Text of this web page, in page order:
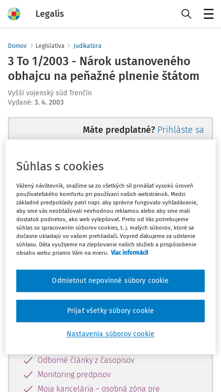
Legalis
Domov Legislatíva Judikatúra
3 To 1/2003 - Nárok ustanoveného
obhajcu na peňažné plnenie štátom
Vyšší vojenský súd Trenčín
Vydané: 3. 4. 2003
Máte predplatné? Prihláste sa
Ups, zatiaľ ste si prečítali len
začiatok...
Celý odborný obsah z tejto oblasti je
dostupný predplatiteľom portálu.
Odomknite si prístup k odbornému
obsahu a získajte prístup na 10 dní
zdarma, stačí sa len zaregistrovať.
Vďaka registrácii získate prístup aj k
vybranému obsahu:
Odborné články z časopisov
Monitoring predpisov
Moja kancelária – osobná zóna pre
Súhlas s cookies
Vážený návštevník, snažíme sa zo všetkých síl prinášať vysokú úroveň
používateľského komfortu pri používaní našich webstránok. Medzi
základné predpoklady patrí napr. aby správne fungovalo vyhľadávanie,
aby sme vás neobťažovali nevhodnou reklamou alebo aby sme mali
dostatok podnetov, ako web vylepšovať. Preto od Vás potrebujeme
súhlas so spracovaním súborov cookies, t. j. malých súborov, ktoré sa
dočasne ukladajú vo vašom prehliadači. Vopred ďakujeme za udelenie
súhlasu. Dáta využijeme na zlepšovanie našich služieb a prispôsobenie
obsahu webu priamo Vám na mieru. Viac informácií
Nastavenia súborov cookie
Odmietnut nepovinné súbory cookie
Prijať všetky súbory cookie